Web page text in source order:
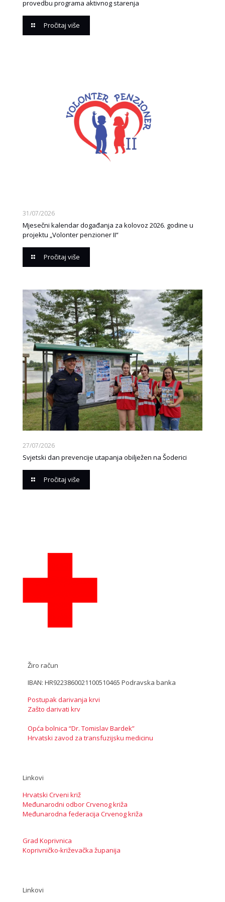
provedbu programa aktivnog starenja
Pročitaj više
31/07/2026
Mjesečni kalendar događanja za kolovoz 2026. godine u
projektu „Volonter penzioner II“
Pročitaj više
27/07/2026
Svjetski dan prevencije utapanja obilježen na Šoderici
Pročitaj više
Žiro račun
IBAN: HR9223860021100510465 Podravska banka
Postupak darivanja krvi
Zašto darivati krv
Opća bolnica “Dr. Tomislav Bardek”
Hrvatski zavod za transfuzijsku medicinu
Linkovi
Hrvatski Crveni križ
Međunarodni odbor Crvenog križa
Međunarodna federacija Crvenog križa
Grad Koprivnica
Koprivničko-križevačka županija
Linkovi